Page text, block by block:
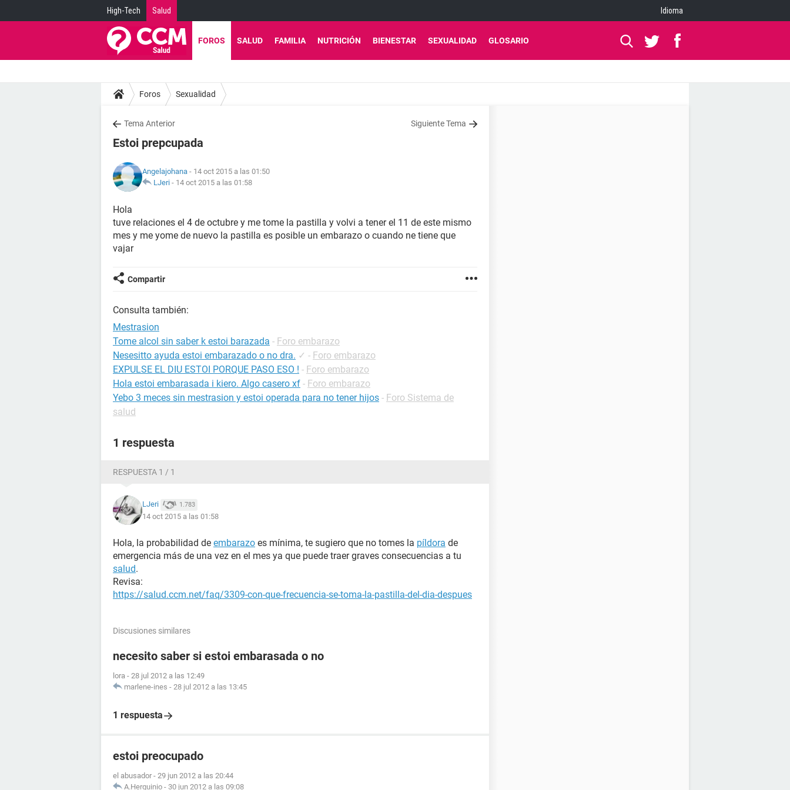
High-Tech Salud Idioma
FOROS SALUD FAMILIA NUTRICIÓN BIENESTAR SEXUALIDAD GLOSARIO
Foros Sexualidad
Tema Anterior Siguiente Tema
Estoi prepcupada
Angelajohana - 14 oct 2015 a las 01:50
LJeri - 14 oct 2015 a las 01:58
Hola
tuve relaciones el 4 de octubre y me tome la pastilla y volvi a tener el 11 de este mismo
mes y me yome de nuevo la pastilla es posible un embarazo o cuando ne tiene que
vajar
Compartir
Consulta también:
Mestrasion
Tome alcol sin saber k estoi barazada - Foro embarazo
Nesesitto ayuda estoi embarazado o no dra. ✓ - Foro embarazo
EXPULSE EL DIU ESTOI PORQUE PASO ESO ! - Foro embarazo
Hola estoi embarasada i kiero. Algo casero xf - Foro embarazo
Yebo 3 meces sin mestrasion y estoi operada para no tener hijos - Foro Sistema de
salud
1 respuesta
RESPUESTA 1 / 1
LJeri 1.783
14 oct 2015 a las 01:58
Hola, la probabilidad de embarazo es mínima, te sugiero que no tomes la píldora de
emergencia más de una vez en el mes ya que puede traer graves consecuencias a tu
salud.
Revisa:
https://salud.ccm.net/faq/3309-con-que-frecuencia-se-toma-la-pastilla-del-dia-despues
Discusiones similares
necesito saber si estoi embarasada o no
lora - 28 jul 2012 a las 12:49
marlene-ines - 28 jul 2012 a las 13:45
1 respuesta
estoi preocupado
el abusador - 29 jun 2012 a las 20:44
A.Herquinio - 30 jun 2012 a las 09:08